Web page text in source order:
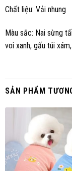
Chất liệu: Vải nhung
Màu sắc: Nai sừng
voi xanh, gấu túi
SẢN PHẨM